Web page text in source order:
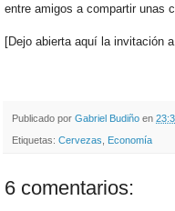
entre amigos a compartir unas
[Dejo abierta aquí la invitación a
Publicado por Gabriel Budiño en
Etiquetas: Cervezas Economía
6 comentarios: